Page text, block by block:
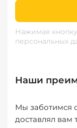
Нажимая
персональных
Наши
Мы заботимся
доставлял вам